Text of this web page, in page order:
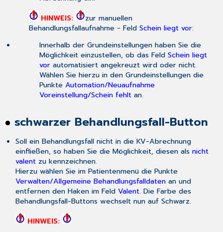
HINWEIS:
zur manuellen
Behandlungsfallaufnahme - FeldSchein liegt vor:
Innerhalb der Grundeinstellungen haben Sie die
Möglichkeit einzustellen, ob das Feld Schein liegt
vorautomatisiert angekreuzt wird oder nicht.
Wählen Sie hierzu in den Grundeinstellungen die
Punkte Automation/Neuaufnahme
Voreinstellung/Schein fehltan.
schwarzer Behandlungsfall-Button
Soll ein Behandlungsfall nicht in die KV-Abrechnung
einfließen, so haben Sie die Möglichkeit, diesen als nicht
valentzu kennzeichnen.
Hierzu wählen Sie im Patientenmenü die Punkte
Verwalten/Allgemeine Behandlungsfalldatenan und
entfernen den Haken im Feld Valent. Die Farbe des
Behandlungsfall-Buttons wechselt nun auf Schwarz.
HINWEIS: